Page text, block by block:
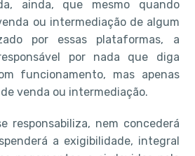
ainda, que mesmo quando
ou intermediação de algum
por essas plataformas, a
por nada que diga
funcionamento, mas apenas
venda ou intermediação.
responsabiliza, nem concederá
a exigibilidade, integral